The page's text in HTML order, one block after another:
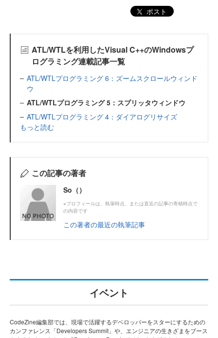
ポスト
ATL/WTLを利用したVisual C++のWindowsプ
ログラミング連載記事一覧
ATL/WTLプログラミング 6：ズームスクロールウィンド
ウ
ATL/WTLプログラミング 5：スプリッタウィンドウ
ATL/WTLプログラミング 4：ダイアログリサイズ
もっと読む
この記事の著者
So（）
※プロフィールは、執筆時点、または直近の記事の寄稿時点で
の内容です
この著者の最近の執筆記事
イベント
CodeZine編集部では、現場で活躍するデベロッパーをスターにするための
カンファレンス「Developers Summit」や、エンジニアの生きざまをブース